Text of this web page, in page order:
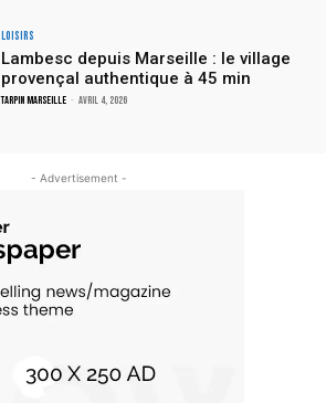
Loisirs
Lambesc depuis Marseille : le village
provençal authentique à 45 min
TARPIN MARSEILLE - avril 4, 2026
- Advertisement -